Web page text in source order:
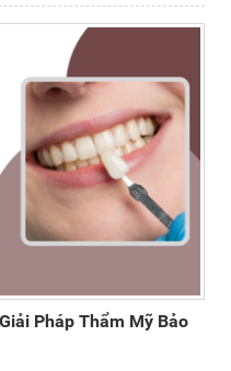
Pháp Thẩm Mỹ Bảo